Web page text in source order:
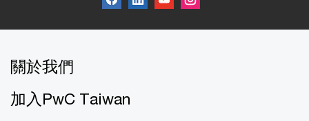
關於我們
加入PwC Taiwan